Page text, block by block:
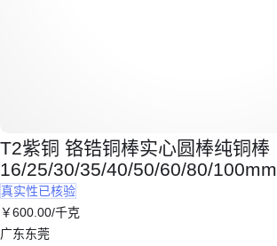
T2紫铜 铬锆铜棒实心圆棒纯铜棒
16/25/30/35/40/50/60/80/100mm
真实性已核验
￥600 .00/千克
广东东莞